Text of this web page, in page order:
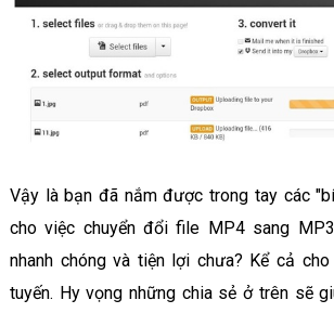
Vậy là bạn đã nắm được trong tay các
cho việc chuyển đổi file MP4 sang
nhanh chóng và tiện lợi chưa? Kể cả
tuyến. Hy vọng những chia sẻ ở trên sẽ